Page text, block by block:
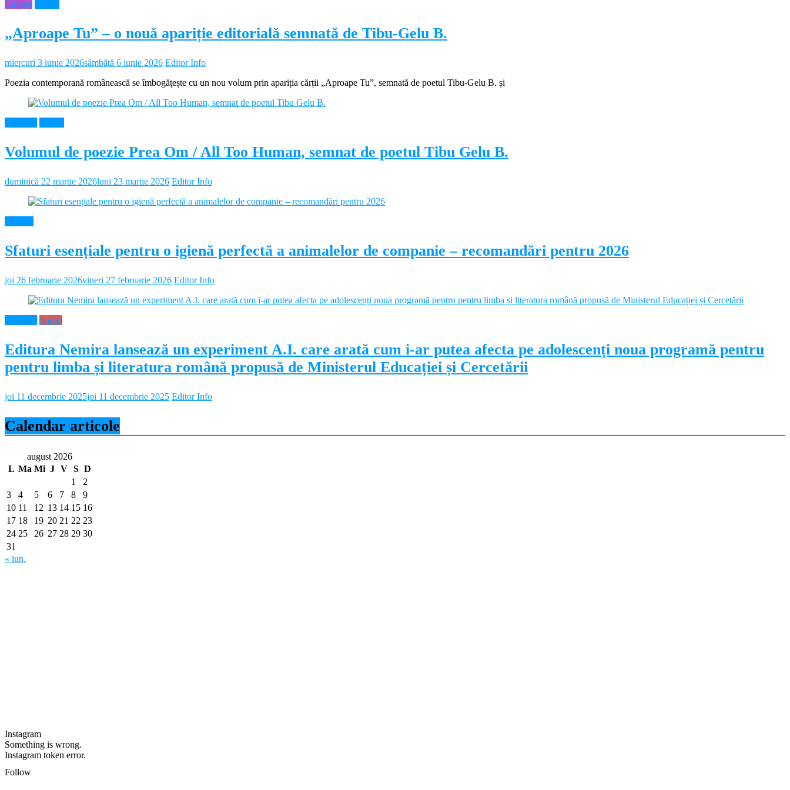
Cultura
„Aproape Tu” – o nouă apariție editorială semnată de Tibu-Gelu B.
miercuri 3 iunie 2026sâmbătă 6 iunie 2026 Editor Info
Poezia contemporană românească se îmbogățește cu un nou volum prin apariția cărții „Aproape Tu”, semnată de poetul Tibu-Gelu B. și
Volumul de poezie Prea Om / All Too Human, semnat de poetul Tibu Gelu B.
duminică 22 martie 2026luni 23 martie 2026 Editor Info
Sfaturi esențiale pentru o igienă perfectă a animalelor de companie – recomandări pentru 2026
joi 26 februarie 2026vineri 27 februarie 2026 Editor Info
Social
Editura Nemira lansează un experiment A.I. care arată cum i-ar putea afecta pe adolescenți noua programă pentru
pentru limba și literatura română propusă de Ministerul Educației și Cercetării
joi 11 decembrie 2025joi 11 decembrie 2025 Editor Info
Calendar articole
august 2026
L Ma Mi J V S D
1
2
3
4 5 6 7 8
9
10 11 12 13 14 15 16
17 18 19 20 21 22 23
24 25 26 27 28 29 30
31
« iun.
Instagram
Something is wrong.
Instagram token error.
Follow